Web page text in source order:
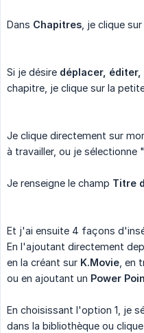
Dans Chapitres , je clique sur
Si je désire déplacer,
chapitre, je clique sur la
Je clique directement sur
à travailler, ou je sélectionne
Je renseigne le champ Titre
Et j'ai ensuite 4 façons
En l'ajoutant directement
en la créant sur K.Movie , en
ou en ajoutant un Power
En choisissant l'option 1, je
dans la bibliothèque ou